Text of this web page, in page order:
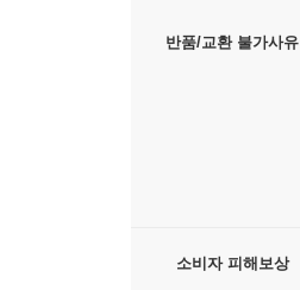
반품/교환 불가사유
소비자 피해보상